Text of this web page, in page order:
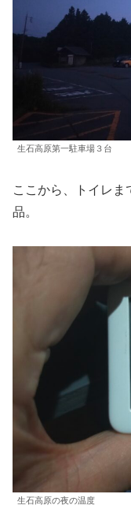
生石高原第一駐車場３台
ここから、トイレま
品。
生石高原の夜の温度